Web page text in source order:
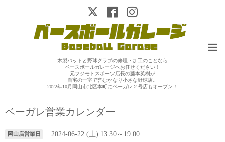
木製バットと野球グラブの修理・加工のことなら
ベースボールガレージへお任せください！
元フジモトスポーツ店長の藤本英樹が
自宅の一室で営むかなり小さな野球店。
2022年10月岡山市北区本町にベーガレ２号店もオープン！
ベーガレ営業カレンダー
岡山店営業日 2024-06-22 (土) 13:30～19:00